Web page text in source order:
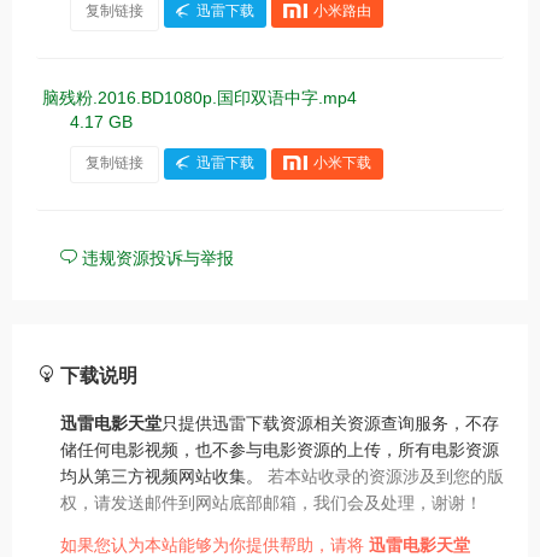
复制链接 迅雷下载 小米路由
脑残粉.2016.BD1080p.国印双语中字.mp4
4.17 GB
复制链接 迅雷下载 小米下载
违规资源投诉与举报
下载说明
迅雷电影天堂只提供迅雷下载资源相关资源查询服务，不存
储任何电影视频，也不参与电影资源的上传，所有电影资源
均从第三方视频网站收集。 若本站收录的资源涉及到您的版
权，请发送邮件到网站底部邮箱，我们会及处理，谢谢！
如果您认为本站能够为你提供帮助，请将 迅雷电影天堂